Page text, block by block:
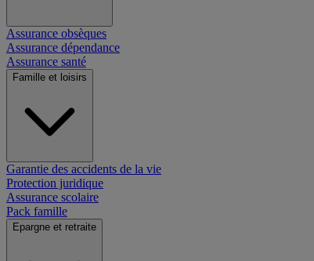
Assurance obsèques
Assurance dépendance
Assurance santé
Famille et loisirs
Garantie des accidents de la vie
Protection juridique
Assurance scolaire
Pack famille
Epargne et retraite